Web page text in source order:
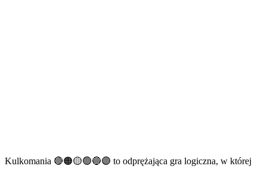
Kulkomania 🔴🟠🟡🟢🔵🟣 to odprężająca gra logiczna, w której